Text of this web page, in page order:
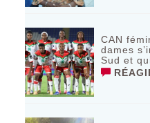
CAN
dames
Sud et